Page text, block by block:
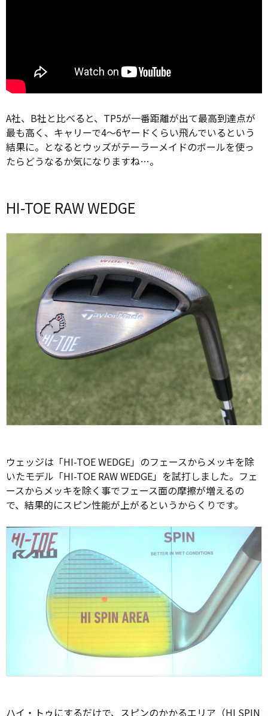
A社、B社と比べると、TP5が一番距離が出て最高到達点が
最も高く、キャリーで4〜6ヤードくらい飛んでいるという
結果に。となるとウッズがテーラーメイドのボールを使っ
たらどうなるか気になりますね…。
HI-TOE RAW WEDGE
ウェッジは「HI-TOE WEDGE」のフェースからメッキを除
いたモデル「HI-TOE RAW WEDGE」を試打しました。フェ
ースからメッキを除く事でフェース面の摩擦が増えるの
で、結果的にスピン性能が上がるというからくりです。
ハイ・トゥにするだけで、スピンのかかるエリア（HI SPIN